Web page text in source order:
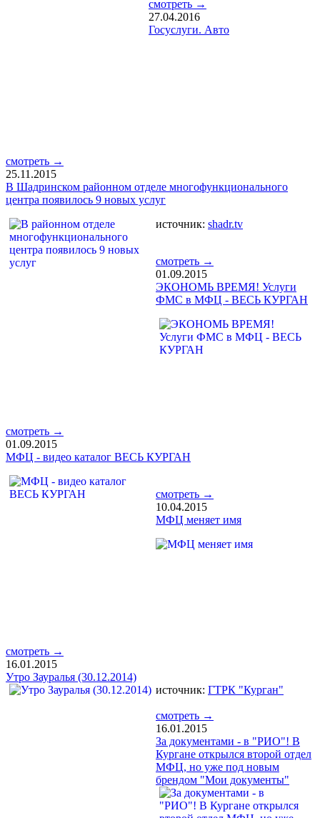
смотреть →
27.04.2016
Госуслуги. Авто
смотреть →
25.11.2015
В Шадринском районном отделе многофункционального
центра появилось 9 новых услуг
источник: shadr.tv
смотреть →
01.09.2015
ЭКОНОМЬ ВРЕМЯ! Услуги
ФМС в МФЦ - ВЕСЬ КУРГАН
смотреть →
01.09.2015
МФЦ - видео каталог ВЕСЬ КУРГАН
смотреть →
10.04.2015
МФЦ меняет имя
смотреть →
16.01.2015
Утро Зауралья (30.12.2014)
источник: ГТРК "Курган"
смотреть →
16.01.2015
За документами - в "РИО"! В
Кургане открылся второй отдел
МФЦ, но уже под новым
брендом "Мои документы"